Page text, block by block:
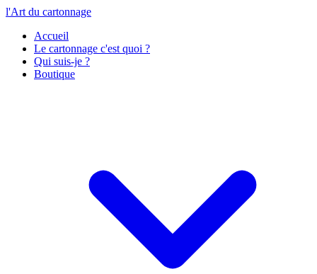
l'Art du cartonnage
Accueil
Le cartonnage c'est quoi ?
Qui suis-je ?
Boutique